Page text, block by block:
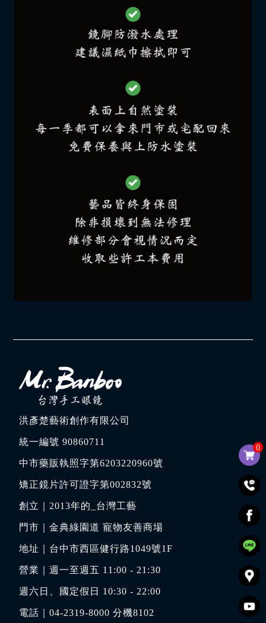
0
洪彥楚藝術創作有限公司
統一編號 90860711
中市藥販執照字第6203220960號
矯正鏡片許可證字第002832號
創立｜2013年的_台灣工藝
門市｜金典綠園道 寵物友善商場
地址｜ 台中市西區健行路1049號1F
營業｜週一至週五 11:00 - 21:30
週六日、國定假日 10:30 - 22:00
電話｜04-2319-8000 分機8102